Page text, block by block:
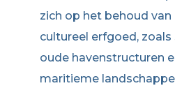
zich op het behoud
cultureel erfgoed,
oude havenstructuren
maritieme